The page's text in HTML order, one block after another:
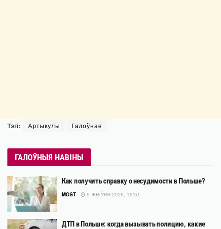
Тэгі: Артыкулы Галоўнае
ГАЛОЎНЫЯ НАВІНЫ
Как получить справку о несудимости в Польше?
MOST 5 ЖНІЎНЯ 2026, 15:51
ДТП в Польше: когда вызывать полицию, какие